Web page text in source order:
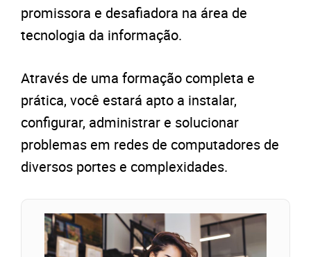
promissora e desafiadora na área de
tecnologia da informação.
Através de uma formação completa e
prática, você estará apto a instalar,
configurar, administrar e solucionar
problemas em redes de computadores de
diversos portes e complexidades.